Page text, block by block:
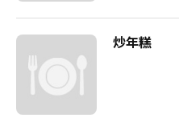
炒年糕